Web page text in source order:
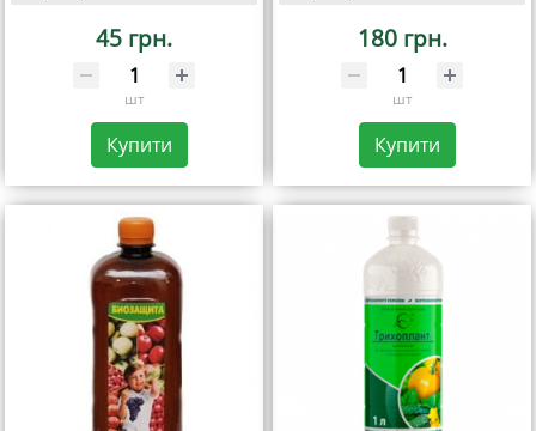
45 грн.
шт
Купити
180 грн.
шт
Купити